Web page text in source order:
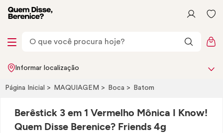
Informar localização
Página Inicial MAQUIAGEM Boca Batom
Berêstick 3 em 1 Vermelho Mônica I Know!
Quem Disse Berenice? Friends 4g